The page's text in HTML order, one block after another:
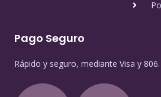
Pago Seguro
Rápido y seguro, mediante Visa y 806.